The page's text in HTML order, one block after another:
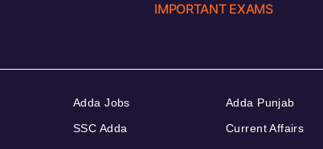
IMPORTANT EXAMS
Adda Jobs
SSC Adda
Adda Punjab
Current Affairs